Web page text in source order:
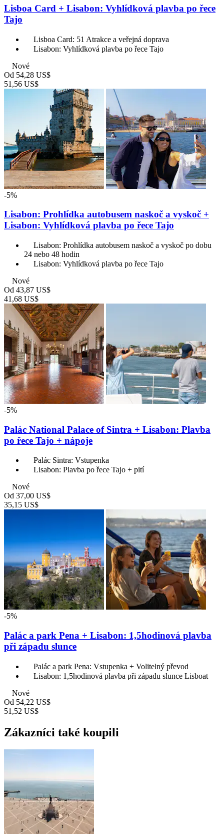
Lisboa Card + Lisabon: Vyhlídková plavba po řece
Tajo
Lisboa Card: 51 Atrakce a veřejná doprava
Lisabon: Vyhlídková plavba po řece Tajo
Nové
Od 54,28 US$
51,56 US$
-5%
Lisabon: Prohlídka autobusem naskoč a vyskoč +
Lisabon: Vyhlídková plavba po řece Tajo
Lisabon: Prohlídka autobusem naskoč a vyskoč po dobu
24 nebo 48 hodin
Lisabon: Vyhlídková plavba po řece Tajo
Nové
Od 43,87 US$
41,68 US$
-5%
Palác National Palace of Sintra + Lisabon: Plavba
po řece Tajo + nápoje
Palác Sintra: Vstupenka
Lisabon: Plavba po řece Tajo + pití
Nové
Od 37,00 US$
35,15 US$
-5%
Palác a park Pena + Lisabon: 1,5hodinová plavba
při západu slunce
Palác a park Pena: Vstupenka + Volitelný převod
Lisabon: 1,5hodinová plavba při západu slunce Lisboat
Nové
Od 54,22 US$
51,52 US$
Zákazníci také koupili